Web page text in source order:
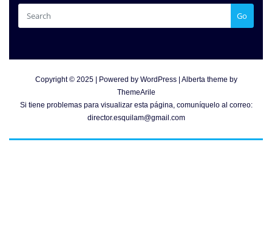
Go
Copyright © 2025 | Powered by WordPress
Alberta theme by
ThemeArile
Si tiene problemas para visualizar esta página, comuníquelo al correo:
director.esquilam@gmail.com